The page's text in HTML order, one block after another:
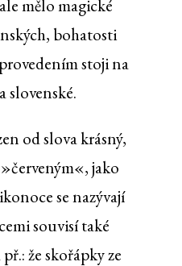
mělo magické
bohatosti
stoji na
slovenské.
od slova krásný,
jako
se nazývají
souvisí také
že skořápky ze